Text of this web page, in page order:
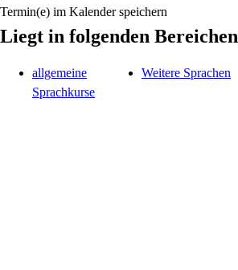
Termin(e) im Kalender speichern
Liegt in folgenden Bereichen
allgemeine
Sprachkurse
Weitere Sprachen